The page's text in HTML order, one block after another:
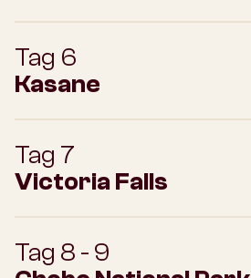
Tag 6
Kasane
Tag 7
Victoria Falls
Tag 8 - 9